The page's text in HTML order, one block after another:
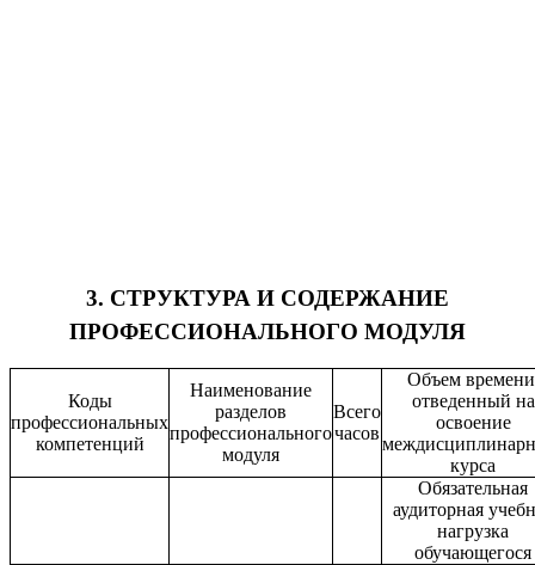
3. СТРУКТУРА И СОДЕРЖАНИЕ
ПРОФЕССИОНАЛЬНОГО МОДУЛЯ
Коды
профессиональных
компетенций
Наименование
разделов
профессионального
модуля
Всего
часов
Объем
отведенный на
освоение
курса
Обязательная
аудиторная
нагрузка
обучающегося